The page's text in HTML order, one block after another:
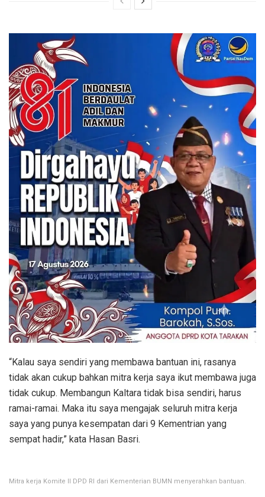
“Kalau saya sendiri yang membawa bantuan ini, rasanya
tidak akan cukup bahkan mitra kerja saya ikut membawa juga
tidak cukup. Membangun Kaltara tidak bisa sendiri, harus
ramai-ramai. Maka itu saya mengajak seluruh mitra kerja
saya yang punya kesempatan dari 9 Kementrian yang
sempat hadir,” kata Hasan Basri.
Mitra kerja Komite II DPD RI dari Kementerian BUMN menyerahkan bantuan.